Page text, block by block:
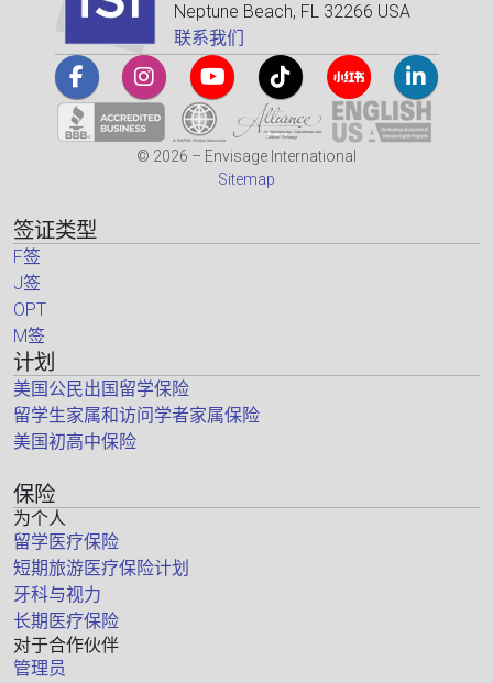
Neptune Beach, FL 32266 USA
联系我们
© 2026 – Envisage International
Sitemap
签证类型
F签
J签
OPT
M签
计划
美国公民出国留学保险
留学生家属和访问学者家属保险
美国初高中保险
保险
为个人
留学医疗保险
短期旅游医疗保险计划
牙科与视力
长期医疗保险
对于合作伙伴
管理员